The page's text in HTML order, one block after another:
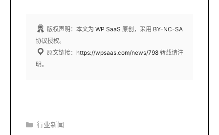
版权声明：本文为 WP SaaS 原创，采用 BY-NC-SA
协议授权。
原文链接： https://wpsaas.com/news/798 转载请注
明。
分
行业新闻